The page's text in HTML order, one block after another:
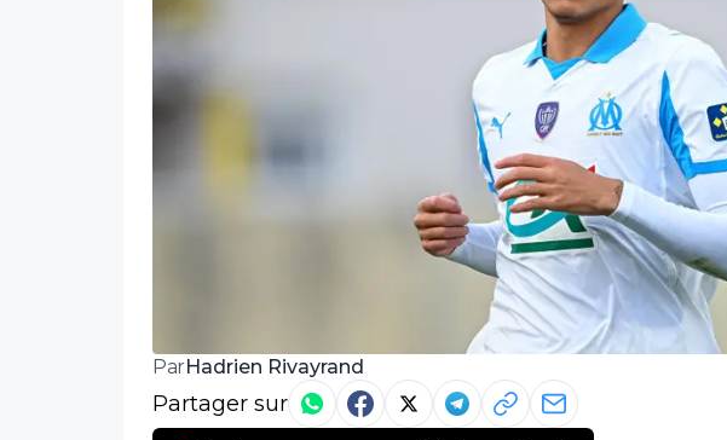
ParHadrien Rivayrand
Partager sur